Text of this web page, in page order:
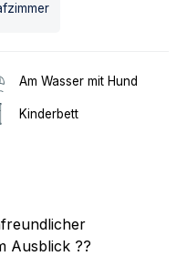
Am Wasser mit Hund
Kinderbett
Ausblick ??